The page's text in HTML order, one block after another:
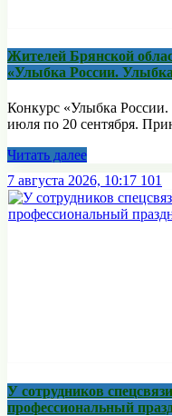
Жителей Брянской
«Улыбка России.
Конкурс «Улыбка России.
июля по 20 сентября.
Читать далее
7 августа 2026, 10:17 101
У сотрудников
профессиональный